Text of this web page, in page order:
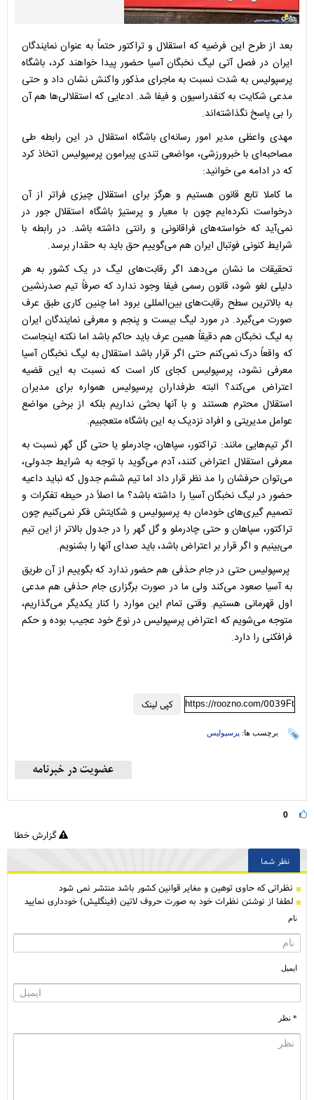
بعد از طرح این فرضیه که استقلال و تراکتور حتماً به عنوان نمایندگان
ایران در فصل آتی لیگ نخبگان آسیا حضور پیدا خواهند کرد، باشگاه
پرسپولیس به شدت نسبت به ماجرای مذکور واکنش نشان داد و حتی
مدعی شکایت به کنفدراسیون و فیفا شد. ادعایی که استقلالی‌ها هم آن
را بی‌ پاسخ نگذاشته‌اند.
مهدی واعظی مدیر امور رسانه‌ای باشگاه استقلال در این رابطه طی
مصاحبه‌ای با خبرورزشی، مواضعی تندی پیرامون پرسپولیس اتخاذ کرد
که در ادامه می خوانید:
ما کاملا تابع قانون هستیم و هرگز برای استقلال چیزی فراتر از آن
درخواست نکرده‌ایم چون با معیار و پرستیژ باشگاه استقلال جور در
نمی‌آید که خواسته‌های فراقانونی و رانتی داشته باشد. در رابطه با
شرایط کنونی فوتبال ایران هم می‌گوییم حق باید به حقدار برسد.
تحقیقات ما نشان می‌دهد اگر رقابت‌های لیگ در یک کشور به هر
دلیلی لغو شود، قانون رسمی فیفا وجود ندارد که صرفاً تیم صدرنشین
به بالاترین سطح رقابت‌های بین‌المللی برود اما چنین کاری طبق عرف
صورت می‌گیرد. در مورد لیگ بیست و پنجم و معرفی نمایندگان ایران
به لیگ نخبگان هم دقیقاً همین عرف باید حاکم باشد اما نکته اینجاست
که واقعاً درک نمی‌کنم حتی اگر قرار باشد استقلال به لیگ نخبگان آسیا
معرفی نشود، پرسپولیس کجای کار است که نسبت به این قضیه
اعتراض می‌کند؟ البته طرفداران پرسپولیس همواره برای مدیران
استقلال محترم هستند و با آنها بحثی نداریم بلکه از برخی مواضع
عوامل مدیریتی و افراد نزدیک به این باشگاه متعجبیم.
اگر تیم‌هایی مانند: تراکتور، سپاهان، چادرملو یا حتی گل گهر نسبت به
معرفی استقلال اعتراض کنند، آدم می‌گوید با توجه به شرایط جدولی،
می‌توان حرفشان را مد نظر قرار داد اما تیم ششم جدول که نباید داعیه
حضور در لیگ نخبگان آسیا را داشته باشد؟ ما اصلاً در حیطه تفکرات و
تصمیم گیری‌های خودمان به پرسپولیس و شکایتش فکر نمی‌کنیم چون
تراکتور، سپاهان و حتی چادرملو و گل گهر را در جدول بالاتر از این تیم
می‌بینیم و اگر قرار بر اعتراض باشد، باید صدای آنها را بشنویم.
پرسپولیس حتی در جام حذفی هم حضور ندارد که بگوییم از آن طریق
به آسیا صعود می‌کند ولی ما در صورت برگزاری جام حذفی هم مدعی
اول قهرمانی هستیم. وقتی تمام این موارد را کنار یکدیگر می‌گذاریم،
متوجه می‌شویم که اعتراض پرسپولیس در نوع خود عجیب بوده و حکم
فرافکنی را دارد.
کپی لینک https://roozno.com/0039Ft
برچسب ها: پرسپولیس
0
گزارش خطا
نظر شما
نظراتی كه حاوی توهین و مغایر قوانین کشور باشد منتشر نمی شود
لطفا از نوشتن نظرات خود به صورت حروف لاتین (فینگلیش) خودداری نمایید
نام
ایمیل
* نظر